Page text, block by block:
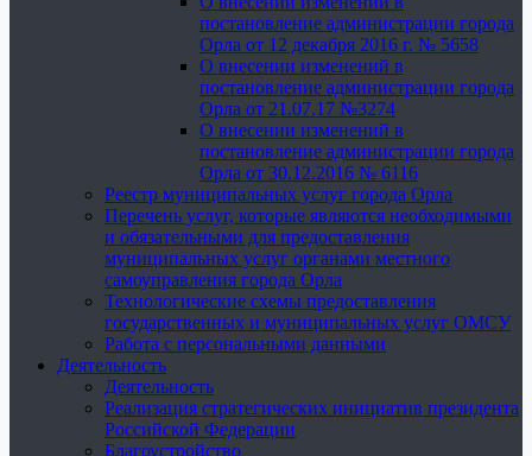
постановление администрации города
Орла от 12 декабря 2016 г. № 5658
О внесении изменений в
постановление администрации города
Орла от 21.07.17 №3274
О внесении изменений в
постановление администрации города
Орла от 30.12.2016 № 6116
Реестр муниципальных услуг города Орла
Перечень услуг, которые являются необходимыми
и обязательными для предоставления
муниципальных услуг органами местного
самоуправления города Орла
Технологические схемы предоставления
государственных и муниципальных услуг ОМСУ
Работа с персональными данными
Деятельность
Деятельность
Реализация стратегических инициатив президента
Российской Федерации
Благоустройство